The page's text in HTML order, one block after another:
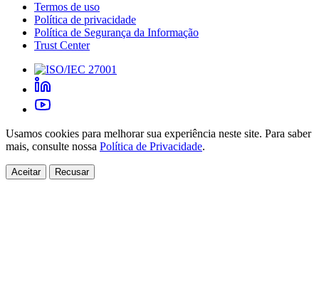
Termos de uso
Política de privacidade
Política de Segurança da Informação
Trust Center
Usamos cookies para melhorar sua experiência neste site. Para saber
mais, consulte nossa Política de Privacidade.
Aceitar Recusar